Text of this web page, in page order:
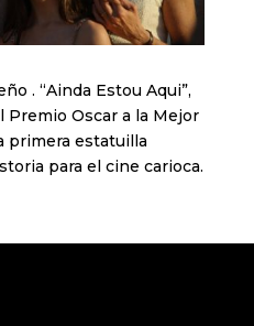
. “Ainda Estou Aqui”,
Premio Oscar a la Mejor
primera estatuilla
para el cine carioca.